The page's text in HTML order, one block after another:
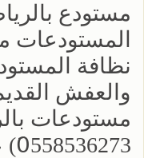
مستودع
المستودعات
نظافة
والعفش
مستودعات